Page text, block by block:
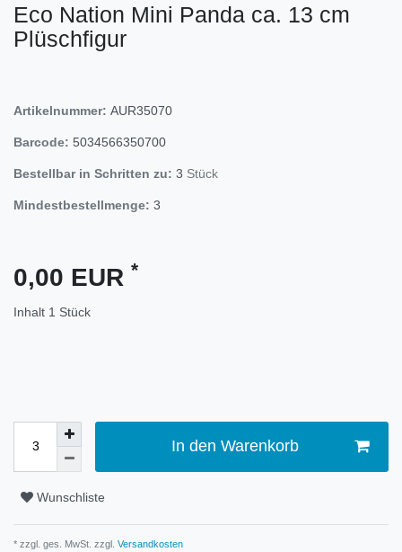
Eco Nation Mini Panda ca. 13 cm
Plüschfigur
Artikelnummer: AUR35070
Barcode: 5034566350700
Bestellbar in Schritten zu: 3 Stück
Mindestbestellmenge: 3
0,00 EUR *
Inhalt 1 Stück
In den Warenkorb
Wunschliste
* zzgl. ges. MwSt. zzgl. Versandkosten